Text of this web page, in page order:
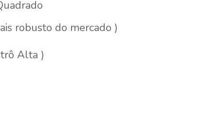
robusto do mercado )
Alta )